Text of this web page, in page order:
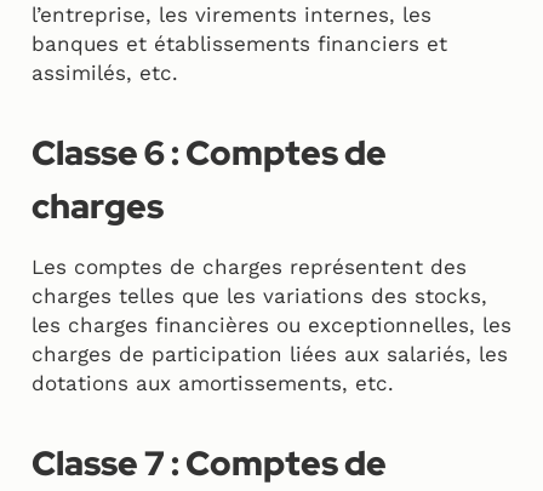
l’entreprise, les virements internes, les
banques et établissements financiers et
assimilés, etc.
Classe 6 : Comptes de
charges
Les comptes de charges représentent des
charges telles que les variations des stocks,
les charges financières ou exceptionnelles, les
charges de participation liées aux salariés, les
dotations aux amortissements, etc.
Classe 7 : Comptes de